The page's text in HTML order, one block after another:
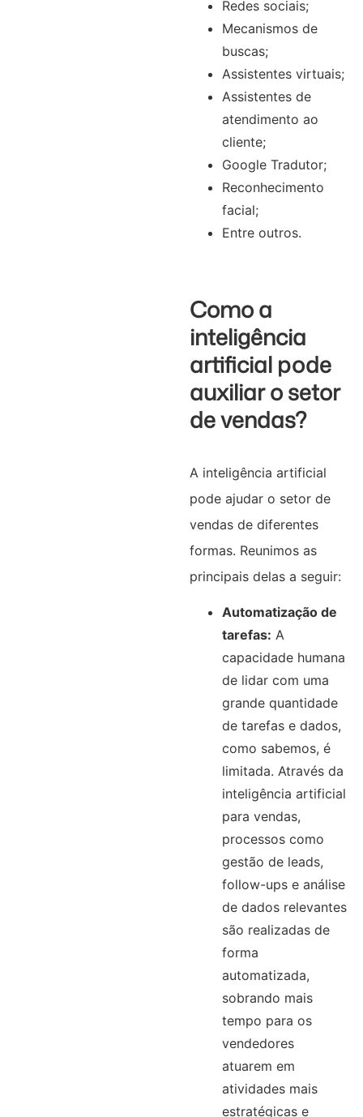
Redes sociais;
Mecanismos de
buscas;
Assistentes virtuais;
Assistentes de
atendimento ao
cliente;
Google Tradutor;
Reconhecimento
facial;
Entre outros.
Como a
inteligência
artificial pode
auxiliar o setor
de vendas?
A inteligência artificial
pode ajudar o setor de
vendas de diferentes
formas. Reunimos as
principais delas a seguir:
Automatização de
tarefas: A
capacidade humana
de lidar com uma
grande quantidade
de tarefas e dados,
como sabemos, é
limitada. Através da
inteligência artificial
para vendas,
processos como
gestão de leads,
follow-ups e análise
de dados relevantes
são realizadas de
forma
automatizada,
sobrando mais
tempo para os
vendedores
atuarem em
atividades mais
estratégicas e